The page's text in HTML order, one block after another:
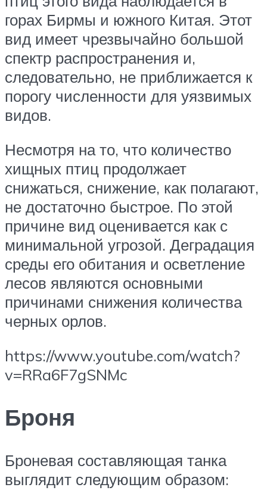
горах Бирмы и южного Китая. Этот
вид имеет чрезвычайно большой
спектр распространения и,
следовательно, не приближается к
порогу численности для уязвимых
видов.
Несмотря на то, что количество
хищных птиц продолжает
снижаться, снижение, как полагают,
не достаточно быстрое. По этой
причине вид оценивается как с
минимальной угрозой. Деградация
среды его обитания и осветление
лесов являются основными
причинами снижения количества
черных орлов.
https://www.youtube.com/watch?
v=RRa6F7gSNMc
Броня
Броневая составляющая танка
выглядит следующим образом: